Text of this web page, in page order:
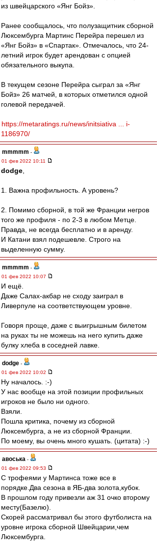
из швейцарского «Янг Бойз».
Ранее сообщалось, что полузащитник сборной
Люксембурга Мартинс Перейра перешел из
«Янг Бойз» в «Спартак». Отмечалось, что 24-
летний игрок будет арендован с опцией
обязательного выкупа.
В текущем сезоне Перейра сыграл за «Янг
Бойз» 26 матчей, в которых отметился одной
голевой передачей.
https://metaratings.ru/news/initsiativa ... i-
1186970/
mmmmm -
01 фев 2022 10:11
dodge
1. Важна профильность. А уровень?
2. Помимо сборной, в той же Франции негров
того же профиля - по 2-3 в любом Метце.
Правда, не всегда бесплатно и в аренду.
И Катани взял подешевле. Строго на
выделенную сумму.
mmmmm -
01 фев 2022 10:07
И ещё.
Даже Салах-акбар не сходу заиграл в
Ливерпуле на соответствующем уровне.
Говоря проще, даже с выигрышным билетом
на руках ты не можешь на него купить даже
булку хлеба в соседней лавке.
dodge -
01 фев 2022 10:02
Ну началось. :-)
У нас вообще на этой позиции профильных
игроков не было ни одного.
Взяли.
Пошла критика, почему из сборной
Люксембурга, а не из сборной Франции.
По моему, вы очень много кушать. (цитата) :-)
авоська -
01 фев 2022 09:53
С трофеями у Мартинса тоже все в
порядке.Два сезона в ЯБ-два золота,кубок.
В прошлом году привезли аж 31 очко второму
месту(Базелю).
Скорей рассматривал бы этого футболиста на
уровне игрока сборной Швейцарии,чем
Люксембурга.